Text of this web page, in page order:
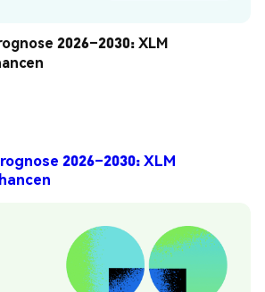
2026–2030: XLM
2026–2030: XLM